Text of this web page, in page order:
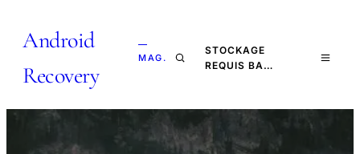
Android
Recovery
—
MAG.
STOCKAGE
REQUIS BA…